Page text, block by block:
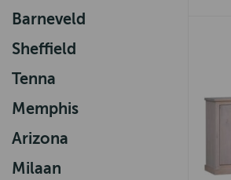
Barneveld
Sheffield
Tenna
Memphis
Arizona
Milaan